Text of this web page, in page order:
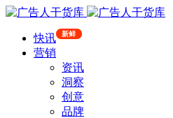
快讯 新鲜
营销
资讯
洞察
创意
品牌